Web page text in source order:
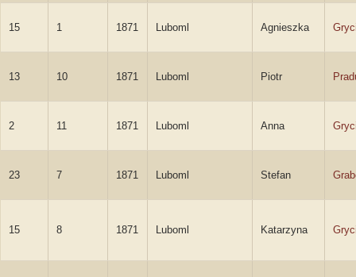
15 1 1871 Luboml Agnieszka
13 10 1871 Luboml Piotr
2 11 1871 Luboml Anna
23 7 1871 Luboml Stefan
15 8 1871 Luboml Katarzyna